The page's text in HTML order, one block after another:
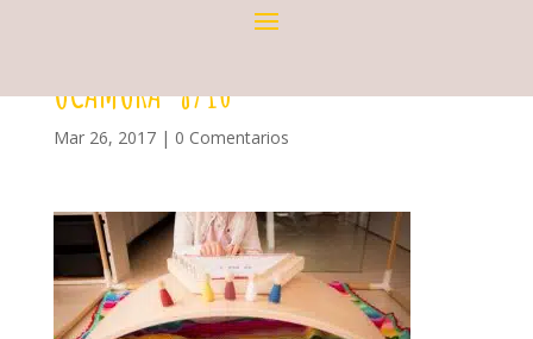
OCAMORA-8710
Mar 26, 2017| 0 Comentarios